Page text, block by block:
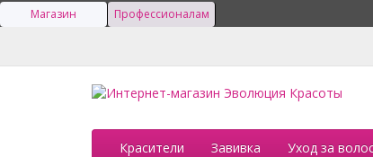
Магазин Профессионалам
Красители Завивка Уход за